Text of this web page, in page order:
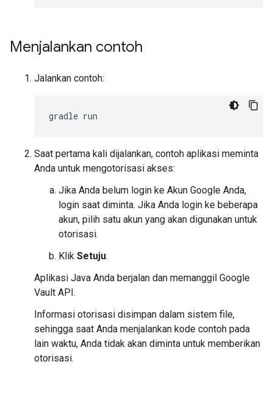
Menjalankan contoh
Jalankan contoh:
Saat pertama kali dijalankan, contoh aplikasi meminta
Anda untuk mengotorisasi akses:
Jika Anda belum login ke Akun Google Anda,
login saat diminta. Jika Anda login ke beberapa
akun, pilih satu akun yang akan digunakan untuk
otorisasi.
Klik Setuju.
Aplikasi Java Anda berjalan dan memanggil Google
Vault API.
Informasi otorisasi disimpan dalam sistem file,
sehingga saat Anda menjalankan kode contoh pada
lain waktu, Anda tidak akan diminta untuk memberikan
otorisasi.